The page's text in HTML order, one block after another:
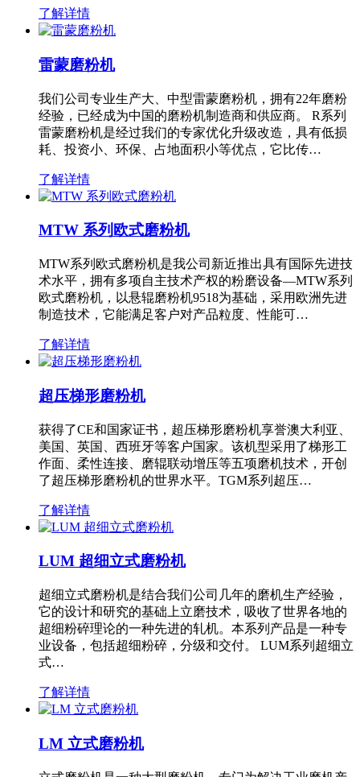
了解详情
雷蒙磨粉机
我们公司专业生产大、中型雷蒙磨粉机，拥有22年磨粉
经验，已经成为中国的磨粉机制造商和供应商。 R系列
雷蒙磨粉机是经过我们的专家优化升级改造，具有低损
耗、投资小、环保、占地面积小等优点，它比传…
了解详情
MTW 系列欧式磨粉机
MTW系列欧式磨粉机是我公司新近推出具有国际先进技
术水平，拥有多项自主技术产权的粉磨设备—MTW系列
欧式磨粉机，以悬辊磨粉机9518为基础，采用欧洲先进
制造技术，它能满足客户对产品粒度、性能可…
了解详情
超压梯形磨粉机
获得了CE和国家证书，超压梯形磨粉机享誉澳大利亚、
美国、英国、西班牙等客户国家。该机型采用了梯形工
作面、柔性连接、磨辊联动增压等五项磨机技术，开创
了超压梯形磨粉机的世界水平。TGM系列超压…
了解详情
LUM 超细立式磨粉机
超细立式磨粉机是结合我们公司几年的磨机生产经验，
它的设计和研究的基础上立磨技术，吸收了世界各地的
超细粉碎理论的一种先进的轧机。本系列产品是一种专
业设备，包括超细粉碎，分级和交付。 LUM系列超细立
式…
了解详情
LM 立式磨粉机